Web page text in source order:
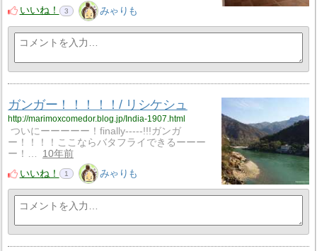
いいね！
3 みゃりも
ガンガー！！！！！/ リシケシュ
http://marimoxcomedor.blog.jp/India-1907.html
ついにーーーーー！finally-----!!!ガンガ
ー！！！！ここならバタフライできるーーー
ー！…
10年前
いいね！
1 みゃりも